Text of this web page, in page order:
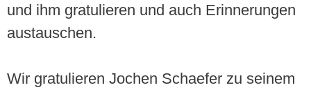
und ihm gratulieren und auch Erinnerungen
austauschen.
Wir gratulieren Jochen Schaefer zu seinem